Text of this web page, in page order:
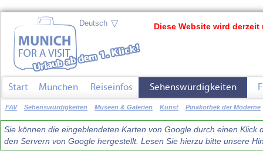
Sie können die eingeblendeten Karten von Google durch einen
den Servern von Google hergestellt. Lesen Sie hierzu bitte unsere
Diese Website wird
▽
FAV Sehenswürdigkeiten Museen & Galerien Kunst Pinakothek der Moderne
Start München Reiseinfos Sehenswürdigkeiten